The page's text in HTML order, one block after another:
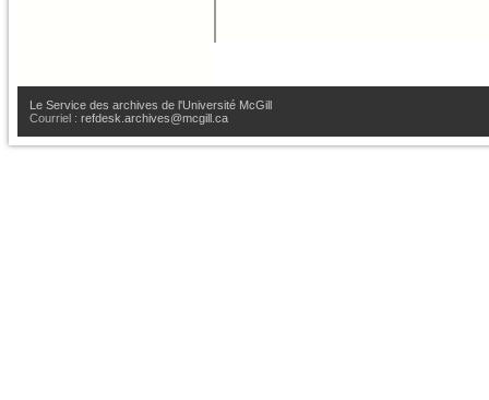
Le Service des archives de l'Université McGill
Courriel : refdesk.archives@mcgill.ca